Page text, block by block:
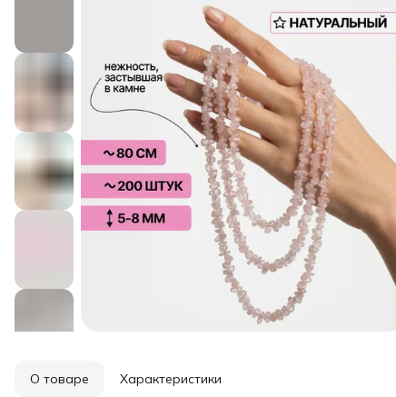
О товаре Характеристики